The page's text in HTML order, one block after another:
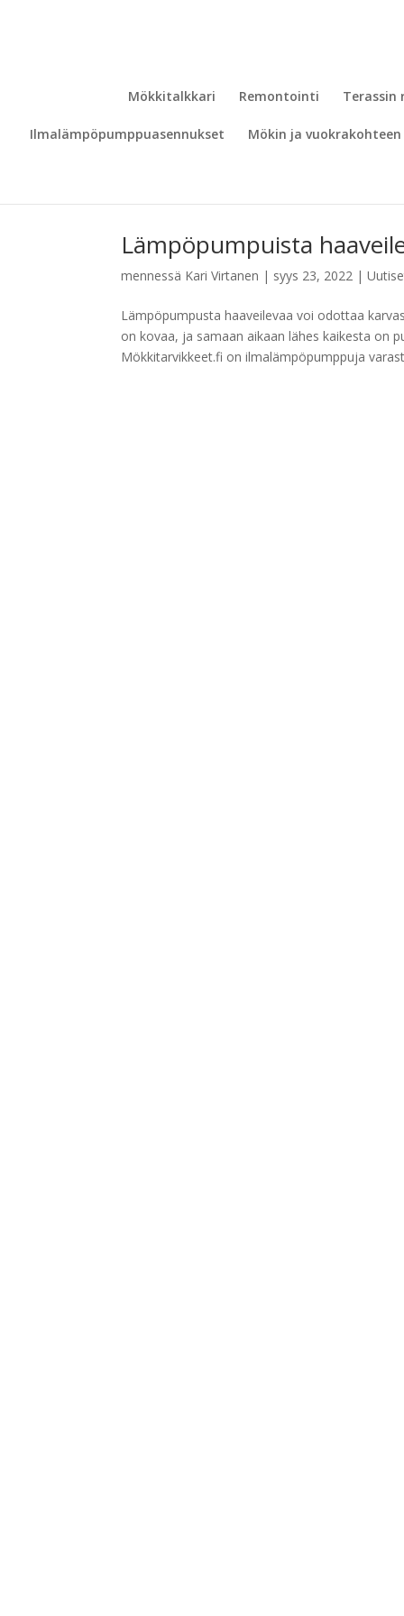
Mökkitalkkari Remontointi Terassin
Ilmalämpöpumppuasennukset Mökin ja
Lämpöpumpuista
mennessä Kari Virtanen | syys 23, 2022 |
Lämpöpumpusta haaveilevaa voi odottaa
on kovaa, ja samaan aikaan lähes kaikesta on
Mökkitarvikkeet.fi on ilmalämpöpumppuja